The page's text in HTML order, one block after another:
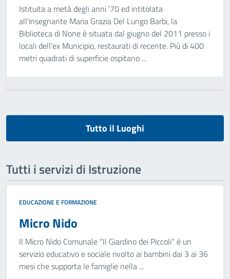
Istituita a metà degli anni '70 ed intitolata
all'insegnante Maria Grazia Del Lungo Barbi, la
Biblioteca di None è situata dal giugno del 2011 presso i
locali dell'ex Municipio, restaurati di recente. Più di 400
metri quadrati di superficie ospitano ...
Tutto il Luoghi
Tutti i servizi di Istruzione
EDUCAZIONE E FORMAZIONE
Micro Nido
Il Micro Nido Comunale "Il Giardino dei Piccoli" è un
servizio educativo e sociale rivolto ai bambini dai 3 ai 36
mesi che supporta le famiglie nella ...